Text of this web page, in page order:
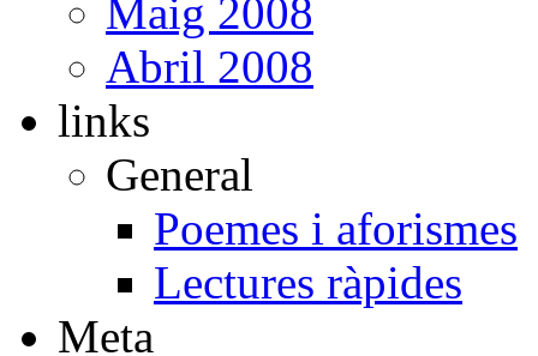
Maig 2008
Abril 2008
links
General
Poemes i aforismes
Lectures ràpides
Meta